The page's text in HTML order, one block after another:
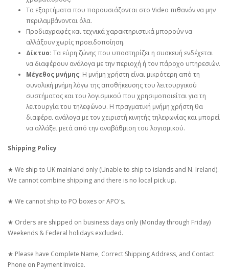
Τα εξαρτήματα που παρουσιάζονται στο Video πιθανόν να μην
περιλαμβάνονται όλα.
Προδιαγραφές και τεχνικά χαρακτηριστικά μπορούν να
αλλάξουν χωρίς προειδοποίηση.
Δίκτυο: Τα εύρη ζώνης που υποστηρίζει η συσκευή ενδέχεται
να διαφέρουν ανάλογα με την περιοχή ή τον πάροχο υπηρεσιών.
Μέγεθος μνήμης: Η μνήμη χρήστη είναι μικρότερη από τη
συνολική μνήμη λόγω της αποθήκευσης του λειτουργικού
συστήματος και του λογισμικού που χρησιμοποιείται για τη
λειτουργία του τηλεφώνου. Η πραγματική μνήμη χρήστη θα
διαφέρει ανάλογα με τον χειριστή κινητής τηλεφωνίας και μπορεί
να αλλάξει μετά από την αναβάθμιση του λογισμικού.
Shipping Policy
★ We ship to UK mainland only (Unable to ship to islands and N. Ireland).
We cannot combine shipping and there is no local pick up.
★ We cannot ship to PO boxes or APO's.
★ Orders are shipped on business days only (Monday through Friday)
Weekends & Federal holidays excluded.
★ Please have Complete Name, Correct Shipping Address, and Contact
Phone on Payment Invoice.